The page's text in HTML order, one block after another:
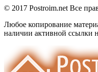
© 2017 Postroim.net Все
Любое копирование
наличии активной ссылки